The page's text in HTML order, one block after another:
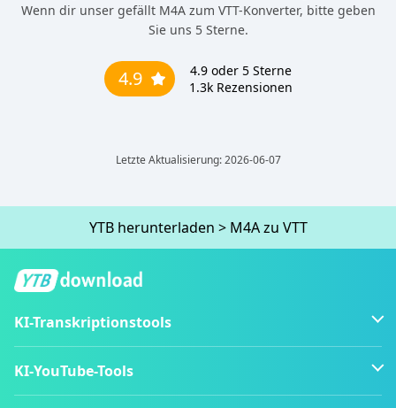
Wenn dir unser gefällt M4A zum VTT-Konverter, bitte geben
Sie uns 5 Sterne.
4.9 4.9oder 5 Sterne
1.3kRezensionen
Letzte Aktualisierung: 2026-06-07
YTB ​​herunterladen > M4A zu VTT
KI-Transkriptionstools
KI-YouTube-Tools